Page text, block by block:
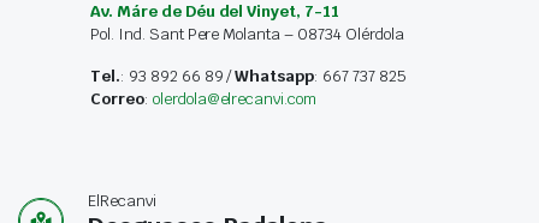
Av. Máre de Déu del Vinyet, 7-11
Pol. Ind. Sant Pere Molanta – 08734 Olérdola
Tel.: 93 892 66 89 /Whatsapp: 667 737 825
Correo: olerdola@elrecanvi.com
ElRecanvi